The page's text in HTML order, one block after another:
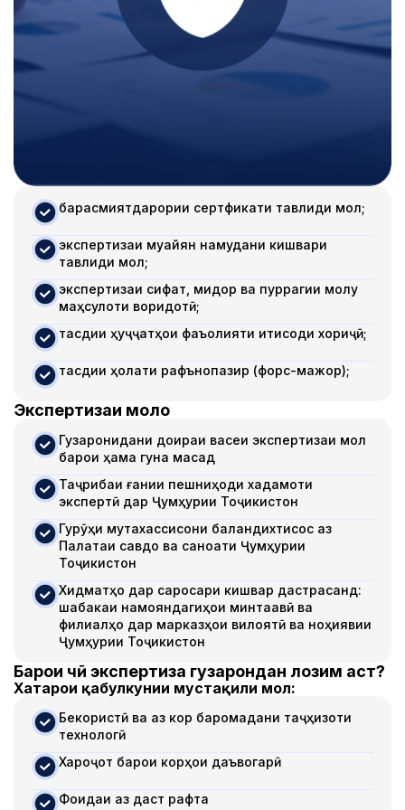
барасмиятдарории сертфикати тавлиди мол;
экспертизаи муайян намудани кишвари
тавлиди мол;
экспертизаи сифат, миқдор ва пуррагии молу
маҳсулоти воридотӣ;
тасдиқи ҳуҷҷатҳои фаъолияти иқтисоди хориҷӣ;
тасдиқи ҳолати рафънопазир (форс-мажор);
Экспертизаи молҳо
Гузаронидани доираи васеи экспертизаи мол
барои ҳама гуна мақсад
Таҷрибаи ғании пешниҳоди хадамоти
экспертӣ дар Ҷумҳурии Тоҷикистон
Гурӯҳи мутахассисони баландихтисос аз
Палатаи савдо ва саноати Ҷумҳурии
Тоҷикистон
Хидматҳо дар саросари кишвар дастрасанд:
шабакаи намояндагиҳои минтақавӣ ва
филиалҳо дар марказҳои вилоятӣ ва ноҳиявии
Ҷумҳурии Тоҷикистон
Барои чӣ экспертиза гузарондан лозим аст?
Хатарҳои қабулкунии мустақили мол:
Бекористӣ ва аз кор баромадани таҷҳизоти
технологӣ
Хароҷот барои корҳои даъвогарӣ
Фоидаи аз даст рафта